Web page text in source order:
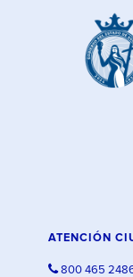
ATENCIÓN
800 465